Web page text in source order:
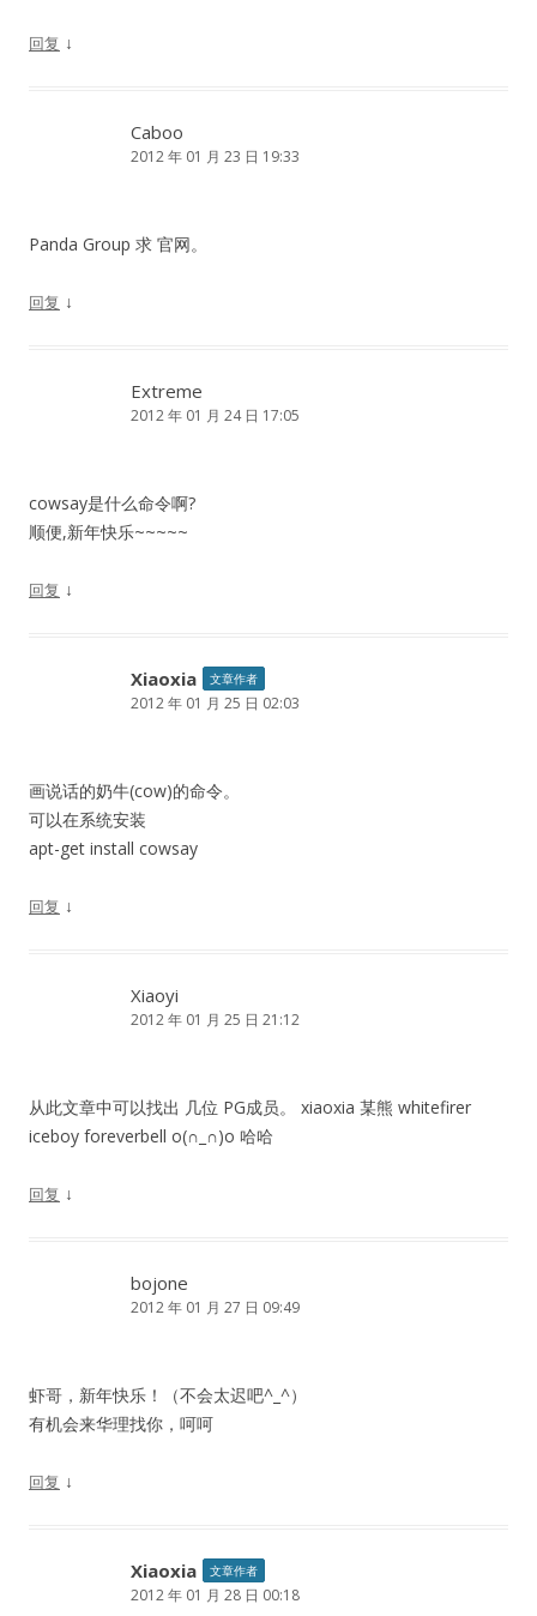
回复 ↓
Caboo
2012 年 01 月 23 日 19:33
Panda Group 求 官网。
回复 ↓
Extreme
2012 年 01 月 24 日 17:05
cowsay是什么命令啊?
顺便,新年快乐~~~~~
回复 ↓
Xiaoxia 文章作者
2012 年 01 月 25 日 02:03
画说话的奶牛(cow)的命令。
可以在系统安装
apt-get install cowsay
回复 ↓
Xiaoyi
2012 年 01 月 25 日 21:12
从此文章中可以找出 几位 PG成员。 xiaoxia 某熊 whitefirer
iceboy foreverbell o(∩_∩)o 哈哈
回复 ↓
bojone
2012 年 01 月 27 日 09:49
虾哥，新年快乐！（不会太迟吧^_^）
有机会来华理找你，呵呵
回复 ↓
Xiaoxia 文章作者
2012 年 01 月 28 日 00:18